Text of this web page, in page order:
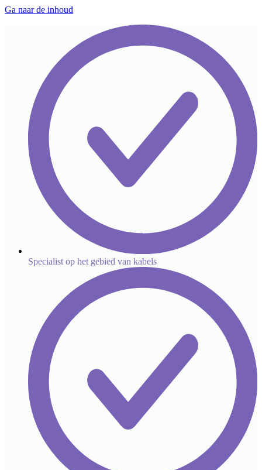
Ga naar de inhoud
Specialist op het gebied van kabels